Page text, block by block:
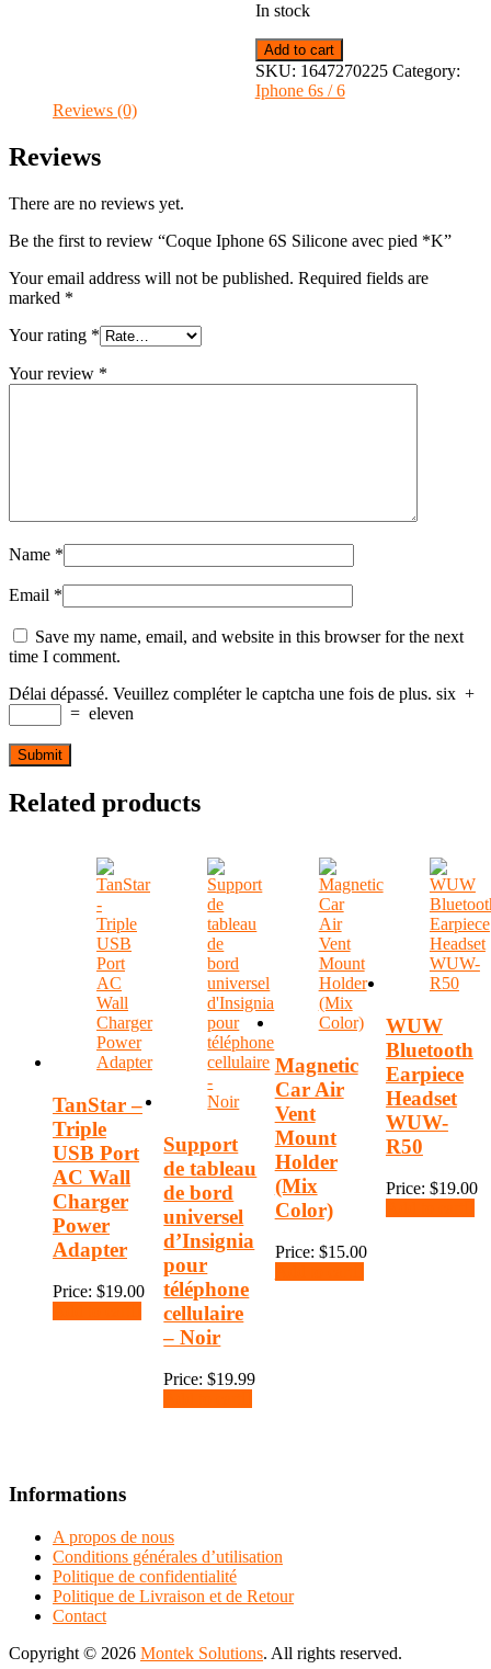
In stock
Coque
Iphone
6S
Silicone
Add to cart
SKU: 1647270225 Category:
Iphone 6s / 6
Reviews (0)
Reviews
There are no reviews yet.
Be the first to review “Coque Iphone 6S Silicone avec pied *K”
Your email address will not be published. Required fields are
marked *
Your rating *
Your review *
Name *
Email *
Save my name, email, and website in this browser for the next
time I comment.
Délai dépassé. Veuillez compléter le captcha une fois de plus. six +
= eleven
Related products
TanStar –
Triple
USB Port
AC Wall
Charger
Power
Adapter
Price: $19.00
Support
de tableau
de bord
universel
d’Insignia
pour
téléphone
cellulaire
– Noir
Price:$19.99
Magnetic
Car Air
Vent
Mount
Holder
(Mix
Color)
Price: $15.00
WUW
Bluetooth
Earpiece
Headset
WUW-
R50
Price: $19.00
Informations
A propos de nous
Conditions générales d’utilisation
Politique de confidentialité
Politique de Livraison et de Retour
Contact
Copyright © 2026 Montek Solutions. All rights reserved.